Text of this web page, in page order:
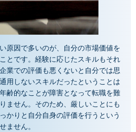
原因で多いのが、自分の市場価値を
とです。経験に応じたスキルもそれ
業での評価も悪くないと自分では思
用しないスキルだったということは
齢的なことが障害となって転職を難
ません。そのため、厳しいことにも
かりと自分自身の評価を行うという
ません。